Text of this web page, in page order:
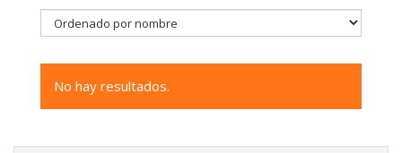
No hay resultados.